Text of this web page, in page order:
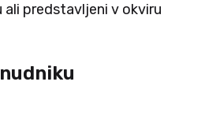
predstavljeni v okviru